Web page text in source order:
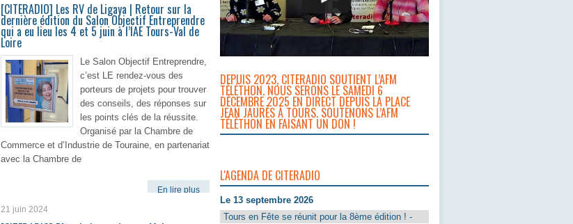
[CITERADIO] Les RV de Ligaya | Retour sur la
dernière édition du Salon Objectif Entreprendre
qui a eu lieu les 4 et 5 juin à l’IAE Tours-Val de
Loire
Le Salon Objectif Entreprendre,
c’est LE rendez-vous des
porteurs de projets pour trouver
des conseils, des réponses sur
les points clés de la réussite.
Organisé par la Chambre de
Commerce et d’Industrie de Touraine, en partenariat
avec la Chambre de
En lire plus
21 juin 2024
DEPUIS 2023, CITERADIO SOUTIENT L’AFM
TÉLÉTHON. NOUS SERONS LE SAMEDI 6
DÉCEMBRE 2025 EN DIRECT DEPUIS LA PLACE
JEAN JAURÈS À TOURS. SOUTENONS L’AFM
TÉLÉTHON EN FAISANT UN DON !
L'AGENDA DE CITERADIO
Le 13 septembre 2026
Tours en Fête se réunit pour la 8ème édition ! -